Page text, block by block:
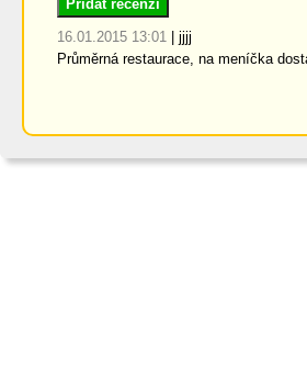
Přidat recenzi
16.01.2015 13:01
jjjj
Průměrná restaurace, na meníčka